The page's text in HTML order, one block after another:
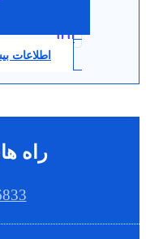
0.0
اطلاعات
راه